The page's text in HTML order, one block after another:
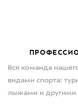
Вся команда
видами спорта:
лыжами и другими